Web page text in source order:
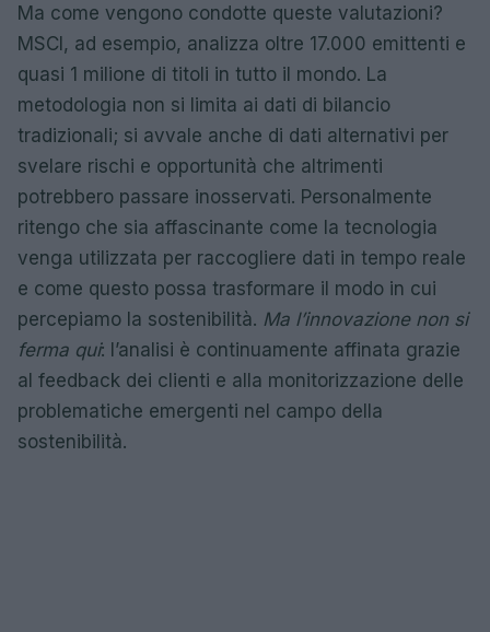
Ma come vengono condotte queste valutazioni?
MSCI, ad esempio, analizza oltre 17.000 emittenti e
quasi 1 milione di titoli in tutto il mondo. La
metodologia non si limita ai dati di bilancio
tradizionali; si avvale anche di dati alternativi per
svelare rischi e opportunità che altrimenti
potrebbero passare inosservati. Personalmente
ritengo che sia affascinante come la tecnologia
venga utilizzata per raccogliere dati in tempo reale
e come questo possa trasformare il modo in cui
percepiamo la sostenibilità. Ma l’innovazione non si
ferma qui: l’analisi è continuamente affinata grazie
al feedback dei clienti e alla monitorizzazione delle
problematiche emergenti nel campo della
sostenibilità.